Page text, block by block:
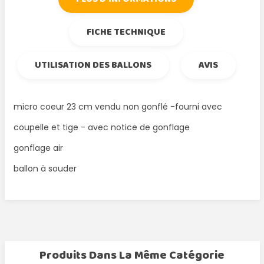
FICHE TECHNIQUE
UTILISATION DES BALLONS
AVIS
micro coeur 23 cm vendu non gonflé -fourni avec
coupelle et tige - avec notice de gonflage
gonflage air
ballon à souder
Produits Dans La Même Catégorie